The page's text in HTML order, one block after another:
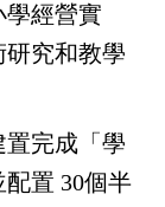
經營實
究和教學
完成「學
置 30個半